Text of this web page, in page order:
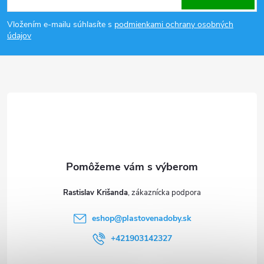
r
v
á
p
Vložením e-mailu súhlasíte s podmienkami ochrany osobných
údajov
Rastislav Krišanda
eshop@plastovenadoby.sk
+421903142327